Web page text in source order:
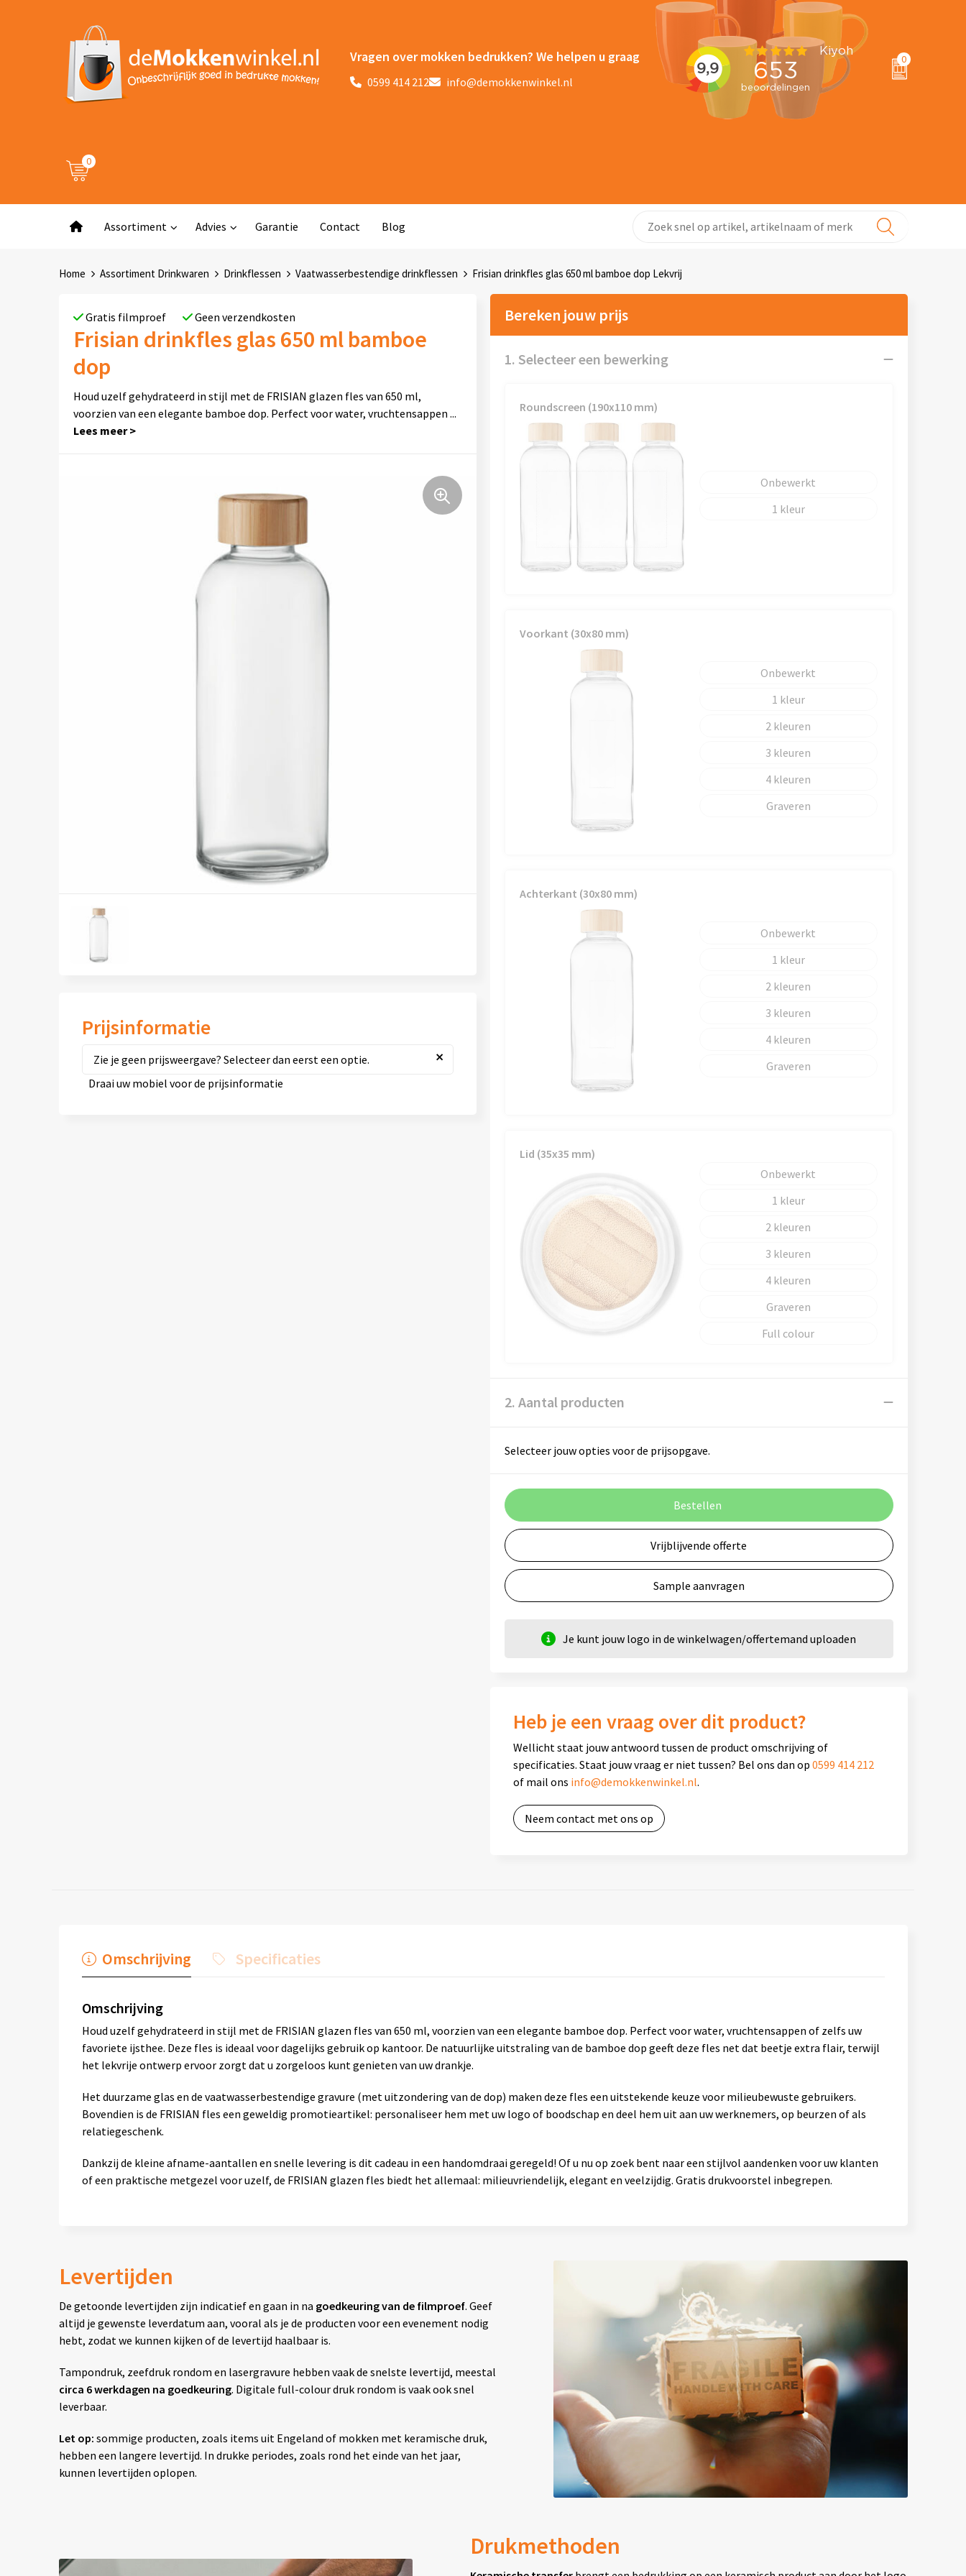
Vragen over mokken bedrukken? We helpen u graag
0599 414 212 info@demokkenwinkel.nl
0
0
Assortiment Advies Garantie Contact Blog
Home Assortiment Drinkwaren Drinkflessen Vaatwasserbestendige drinkflessen Frisian drinkfles glas 650 ml bamboe dop Lekvrij
Gratis filmproef Geen verzendkosten
Frisian drinkfles glas 650 ml bamboe
dop
Houd uzelf gehydrateerd in stijl met de FRISIAN glazen fles van 650 ml,
voorzien van een elegante bamboe dop. Perfect voor water, vruchtensappen ...
Prijsinformatie
Zie je geen prijsweergave? Selecteer dan eerst een optie. ×
Draai uw mobiel voor de prijsinformatie
Bereken jouw prijs
1. Selecteer een bewerking
Roundscreen (190x110 mm)
Onbewerkt
1
Voorkant (30x80 mm)
Onbewerkt
1
2
3
4
Graveren
Achterkant (30x80 mm)
Onbewerkt
1
2
3
4
Graveren
Lid (35x35 mm)
Onbewerkt
1
2
3
4
Graveren
Full colour
2. Aantal producten
Selecteer jouw opties voor de prijsopgave.
Bestellen
Vrijblijvende offerte
Sample aanvragen
Je kunt jouw logo in de winkelwagen/offertemand uploaden
Heb je een vraag over dit product?
Wellicht staat jouw antwoord tussen de product omschrijving of
specificaties. Staat jouw vraag er niet tussen? Bel ons dan op 0599 414 212
of mail ons info@demokkenwinkel.nl.
Neem contact met ons op
Omschrijving Specificaties
Omschrijving
Houd uzelf gehydrateerd in stijl met de FRISIAN glazen fles van 650 ml, voorzien van een elegante bamboe dop. Perfect voor water, vruchtensappen of zelfs uw
favoriete ijsthee. Deze fles is ideaal voor dagelijks gebruik op kantoor. De natuurlijke uitstraling van de bamboe dop geeft deze fles net dat beetje extra flair, terwijl
het lekvrije ontwerp ervoor zorgt dat u zorgeloos kunt genieten van uw drankje.
Het duurzame glas en de vaatwasserbestendige gravure (met uitzondering van de dop) maken deze fles een uitstekende keuze voor milieubewuste gebruikers.
Bovendien is de FRISIAN fles een geweldig promotieartikel: personaliseer hem met uw logo of boodschap en deel hem uit aan uw werknemers, op beurzen of als
relatiegeschenk.
Dankzij de kleine afname-aantallen en snelle levering is dit cadeau in een handomdraai geregeld! Of u nu op zoek bent naar een stijlvol aandenken voor uw klanten
of een praktische metgezel voor uzelf, de FRISIAN glazen fles biedt het allemaal: milieuvriendelijk, elegant en veelzijdig. Gratis drukvoorstel inbegrepen.
Levertijden
De getoonde levertijden zijn indicatief en gaan in na goedkeuring van de filmproef. Geef
altijd je gewenste leverdatum aan, vooral als je de producten voor een evenement nodig
hebt, zodat we kunnen kijken of de levertijd haalbaar is.
Tampondruk, zeefdruk rondom en lasergravure hebben vaak de snelste levertijd, meestal
circa 6 werkdagen na goedkeuring. Digitale full-colour druk rondom is vaak ook snel
leverbaar.
Let op: sommige producten, zoals items uit Engeland of mokken met keramische druk,
hebben een langere levertijd. In drukke periodes, zoals rond het einde van het jaar,
kunnen levertijden oplopen.
Drukmethoden